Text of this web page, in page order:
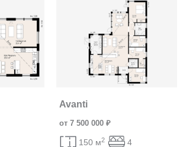
Avanti
от 7 500 000 ₽
150 м2 4